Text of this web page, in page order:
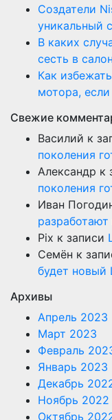
Создатели
уникальный
В каких
сесть в
Как
мотора,
Свежие
Василий к
поколения
Александр к
поколения
Иван
Pix к записи
Семён к
будет новый
Архивы
Апрель 2023
Март 2023
Февраль
Январь 2023
Декабрь
Ноябрь 2022
Октябрь